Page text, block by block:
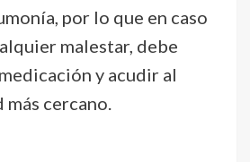
por lo que en caso
malestar, debe
y acudir al
cercano.